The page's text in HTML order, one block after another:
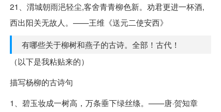
21、渭城朝雨浥轻尘,客舍青青柳色新。劝君更进一杯酒,
西出阳关无故人。——王维《送元二使安西》
有哪些关于柳树和燕子的古诗。全部！古代！
（以下是我粘贴来的）
描写杨柳的古诗句
1、碧玉妆成一树高，万条垂下绿丝绦。——唐·贺知章